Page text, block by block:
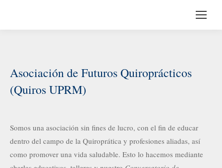
Asociación de Futuros Quiroprácticos
(Quiros UPRM)
Somos una asociación sin fines de lucro, con el fin de educar
dentro del campo de la Quiroprática y profesiones aliadas, así
como promover una vida saludable. Esto lo hacemos mediante